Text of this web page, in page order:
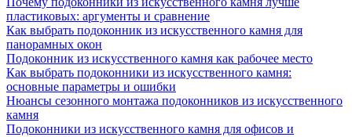
пластиковых: аргументы и сравнение
Как выбрать подоконник из искусственного камня для
панорамных окон
Подоконник из искусственного камня как рабочее место
Как выбрать подоконники из искусственного камня:
основные параметры и ошибки
Нюансы сезонного монтажа подоконников из искусственного
камня
Подоконники из искусственного камня для офисов и